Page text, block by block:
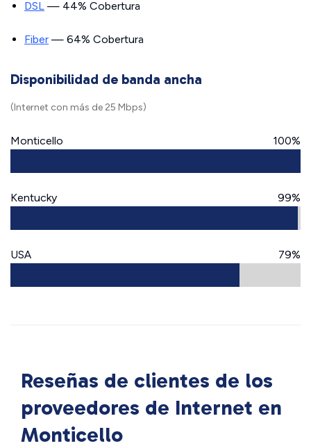
DSL — 44% Cobertura
Fiber — 64% Cobertura
Disponibilidad de banda ancha
(Internet con más de 25 Mbps)
Monticello 100%
Kentucky 99%
USA 79%
Reseñas de clientes de los
proveedores de Internet en
Monticello